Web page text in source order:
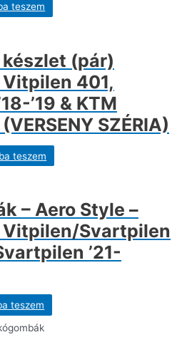
teszem
(pár)
401,
’19 & KTM
SZÉRIA)
teszem
– Aero Style –
Vitpilen/Svartpilen
’21-
teszem